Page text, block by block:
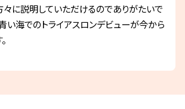
々に説明していただけるのでありがたいで
い海でのトライアスロンデビューが今から